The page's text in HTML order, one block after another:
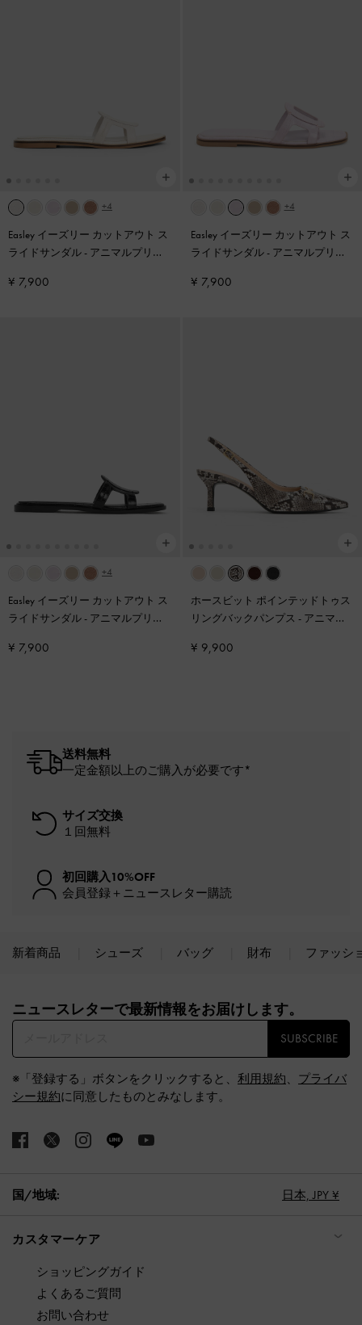
+4
Easley イーズリー カットアウト ス
ライドサンダル- アニマルプリン
¥ 7,900
+4
Easley イーズリー カットアウト ス
ライドサンダル- アニマルプリン
¥ 7,900
+4
Easley イーズリー カットアウト ス
ライドサンダル- アニマルプリン
¥ 7,900
ホースビット ポインテッドトゥス
リングバックパンプス - アニマル
¥ 9,900
送料無料
一定金額以上のご購入が必要です*
サイズ交換
１回無料
初回購入10%OFF
会員登録＋ニュースレター購読
新着商品 シューズ バッグ 財布 ファッシ
ニュースレターで最新情報をお届けします。​
SUBSCRIBE
※「登録する」ボタンをクリックすると、 利用規約、 プライバ
シー規約に同意したものとみなします。
国/地域: 日本, JPY ¥
カスタマーケア
ショッピングガイド
よくあるご質問
お問い合わせ